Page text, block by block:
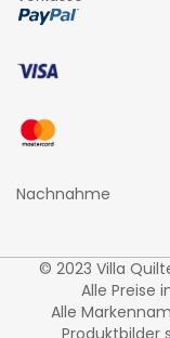
Nachnahme
© 2023 Villa
Alle Preise
Alle
Produktbilder